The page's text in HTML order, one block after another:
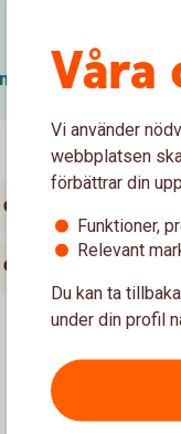
ISO20022
ISO20022
Vi använder
webbplatsen
förbättrar din
Funktioner,
Relevant
Du kan ta
under din profil